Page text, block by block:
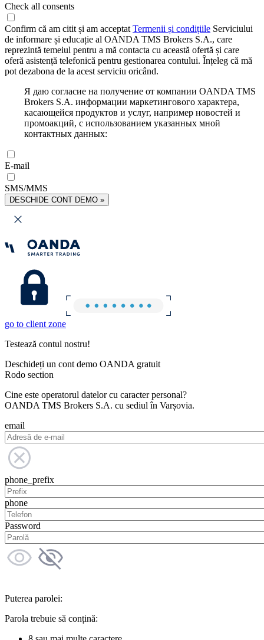
Check all consents
Confirm că am citit și am acceptat Termenii și condițiile Serviciului
de informare și educație al OANDA TMS Brokers S.A., care
reprezintă temeiul pentru a mă contacta cu această ofertă și care
oferă asistență telefonică pentru gestionarea contului. Înțeleg că mă
pot dezabona de la acest serviciu oricând.
Я даю согласие на получение от компании OANDA TMS
Brokers S.A. информации маркетингового характера,
касающейся продуктов и услуг, например новостей и
промоакций, с использованием указанных мной
контактных данных:
E-mail
SMS/MMS
DESCHIDE CONT DEMO »
go to client zone
Testează contul nostru!
Deschideți un cont demo OANDA gratuit
Rodo section
Cine este operatorul datelor cu caracter personal?
OANDA TMS Brokers S.A. cu sediul în Varșovia.
email
phone_prefix
phone
Password
Puterea parolei:
Parola trebuie să conțină: